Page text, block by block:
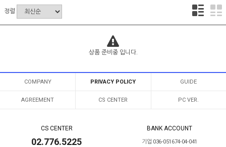
정렬
상품 준비중 입니다.
COMPANY PRIVACY POLICY GUIDE
AGREEMENT CS CENTER PC VER.
CS CENTER
02.776.5225
BANK ACCOUNT
기업 036-051674-04-041